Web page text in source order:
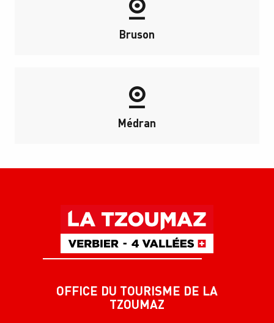
Bruson
Médran
OFFICE DU TOURISME DE LA
TZOUMAZ